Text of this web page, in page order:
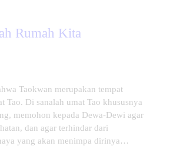
Rumah Kita
Taokwan merupakan tempat
Tao. Di sanalah umat Tao khususnya
memohon kepada Dewa-Dewi agar
dan agar terhindar dari
yang akan menimpa dirinya…